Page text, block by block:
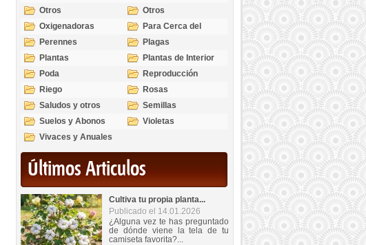
Otros
Otros
Oxigenadoras
Para Cerca del
Estanque
Perennes
Plagas
Plantas
Plantas de Interior
Poda
Reproducción
Riego
Rosas
Saludos y otros
temas
Semillas
Suelos y Abonos
Violetas
Vivaces y Anuales
Últimos Articulos
Cultiva tu propia planta...
Publicado el 14.01.2026
¿Alguna vez te has preguntado
de dónde viene la tela de tu
camiseta favorita?...